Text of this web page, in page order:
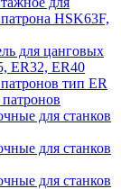
HSK63F,
для цанговых
ER32, ER40
тип ER
для станков
для станков
для станков